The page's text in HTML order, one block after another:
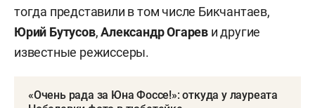
тогда представили в том числе Бикчантаев,
Юрий Бутусов,Александр Огарев и другие
известные режиссеры.
«Очень рада за Юна Фоссе!»: откуда у лауреата